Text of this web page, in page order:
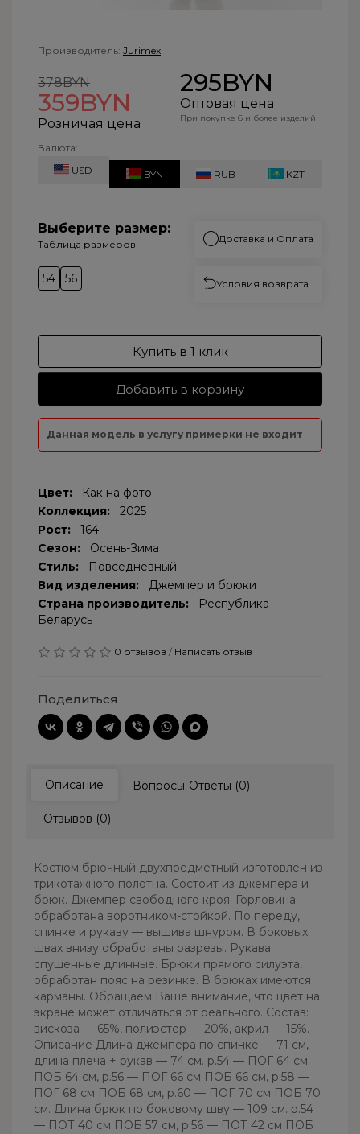
Производитель: Jurimex
378BYN
359BYN
Розничая цена
295BYN
Оптовая цена
При покупке 6 и более изделий
Валюта:
USD
BYN RUB KZT
Выберите размер:
Таблица размеров
54 56
Доставка и Оплата
Условия возврата
Купить в 1 клик
Добавить в корзину
Данная модель в услугу примерки не входит
Цвет:
Как на фото
Коллекция:
2025
Рост:
164
Сезон:
Осень-Зима
Стиль:
Повседневный
Вид изделения:
Джемпер и брюки
Страна производитель:
Республика
Беларусь
0 отзывов / Написать отзыв
Поделиться
Описание Вопросы-Ответы (0)
Отзывов (0)
Костюм брючный двухпредметный изготовлен из
трикотажного полотна. Состоит из джемпера и
брюк. Джемпер свободного кроя. Горловина
обработана воротником-стойкой. По переду,
спинке и рукаву — вышива шнуром. В боковых
швах внизу обработаны разрезы. Рукава
спущенные длинные. Брюки прямого силуэта,
обработан пояс на резинке. В брюках имеются
карманы. Обращаем Ваше внимание, что цвет на
экране может отличаться от реального. Состав:
вискоза — 65%, полиэстер — 20%, акрил — 15%.
Описание Длина джемпера по спинке — 71 см,
длина плеча + рукав — 74 см. р.54 — ПОГ 64 см
ПОБ 64 см, р.56 — ПОГ 66 см ПОБ 66 см, р.58 —
ПОГ 68 см ПОБ 68 см, р.60 — ПОГ 70 см ПОБ 70
см. Длина брюк по боковому шву — 109 см. р.54
— ПОТ 40 см ПОБ 57 см, р.56 — ПОТ 42 см ПОБ